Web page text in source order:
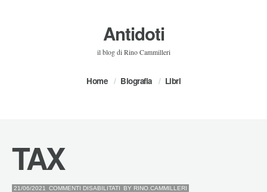
Antidoti
il blog di Rino Cammilleri
Home Biografia Libri
TAX
21/06/2021 COMMENTI DISABILITATI SU
BY RINO.CAMMILLERI